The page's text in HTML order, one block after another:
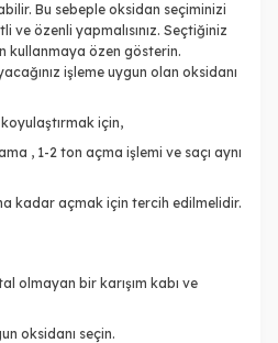
Bu sebeple oksidan seçiminizi
özenli yapmalısınız. Seçtiğiniz
kullanmaya özen gösterin.
işleme uygun olan oksidanı
için,
, 1-2 ton açma işlemi ve saçı aynı
kadar açmak için tercih edilmelidir.
olmayan bir karışım kabı ve
oksidanı seçin.